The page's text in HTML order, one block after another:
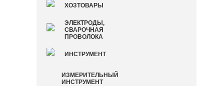
ХОЗТОВАРЫ
ЭЛЕКТРОДЫ,
СВАРОЧНАЯ
ПРОВОЛОКА
ИНСТРУМЕНТ
ИЗМЕРИТЕЛЬНЫЙ
ИНСТРУМЕНТ